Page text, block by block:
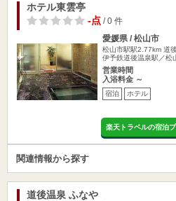
ホテル東雲亭
-点/ 0 件
愛媛県 / 松山市
松山市駅駅2.77km 道
伊予鉄道後温泉駅／松
営業時間
入浴料金 ～
宿泊 ホテル
楽天トラベルの宿泊
関連情報から探す
道後温泉 ふなや